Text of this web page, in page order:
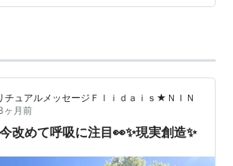
ーっと熱が引いて 新月のちょっと前
間ちょっと前に ゲームを卒業い…
チュアルメッセージＦｌｉｄａｉｓ★ＮＩＮ
ヶ月前
改めて呼吸に注目👀✨現実創造✨